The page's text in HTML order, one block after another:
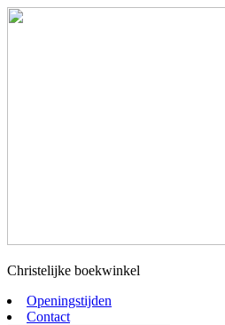
Christelijke boekwinkel
Openingstijden
Contact